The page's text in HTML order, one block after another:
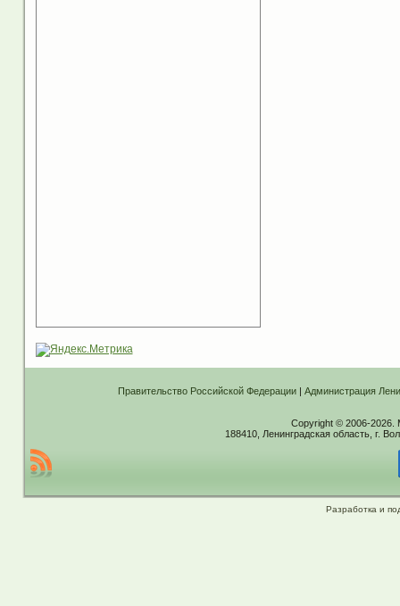
Правительство Российской Федерации| Администрация
Copyright © 2006-2026.
188410, Ленинградская область, г.
Разработка и